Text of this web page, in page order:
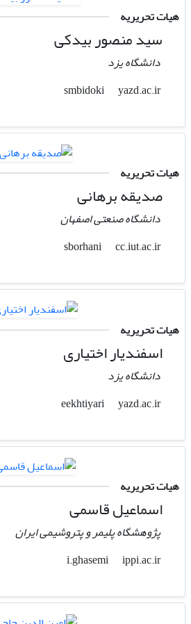
هیات تحریریه
سید منصور بیدکی
دانشگاه یزد
smbidoki
yazd.ac.ir
هیات تحریریه
صدیقه برهانی
دانشگاه صنعتی اصفهان
sborhani
cc.iut.ac.ir
هیات تحریریه
اسفندیار اختیاری
دانشگاه یزد
eekhtiyari
yazd.ac.ir
هیات تحریریه
اسماعیل قاسمی
پژوهشگاه پلیمر و پتروشیمی ایران
i.ghasemi
ippi.ac.ir